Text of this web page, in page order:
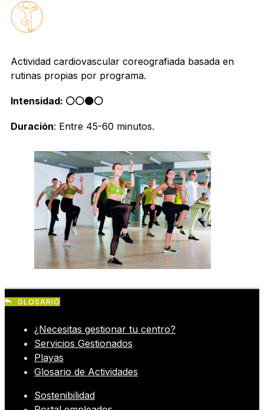
Actividad cardiovascular coreografiada basada en
rutinas propias por programa.
Intensidad: ⚪️⚪️🟠⚪
Duración: Entre 45-60 minutos.
GLOSARIO
¿Necesitas gestionar tu centro?
Servicios Gestionados
Playas
Glosario de Actividades
Sostenibilidad